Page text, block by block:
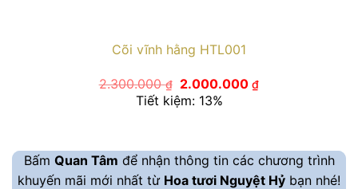
Cõi vĩnh hằng HTL001
2.300.000₫
Giá
gốc
là:
2.000.000₫Giá
Tiết kiệm: 13%
Bấm Quan Tâm để nhận thông tin các chương trình
khuyến mãi mới nhất từ Hoa tươi Nguyệt Hỷ bạn nhé!